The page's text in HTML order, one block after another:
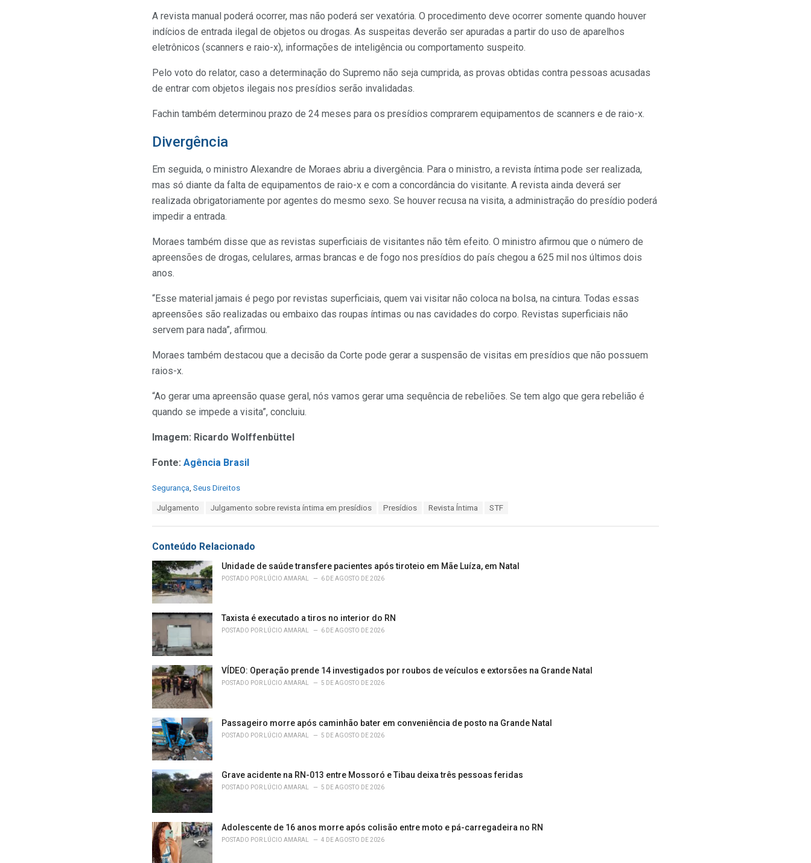
A revista manual poderá ocorrer, mas não poderá ser vexatória. O procedimento deve ocorrer somente quando houver
indícios de entrada ilegal de objetos ou drogas. As suspeitas deverão ser apuradas a partir do uso de aparelhos
eletrônicos (scanners e raio-x), informações de inteligência ou comportamento suspeito.
Pelo voto do relator, caso a determinação do Supremo não seja cumprida, as provas obtidas contra pessoas acusadas
de entrar com objetos ilegais nos presídios serão invalidadas.
Fachin também determinou prazo de 24 meses para os presídios comprarem equipamentos de scanners e de raio-x.
Divergência
Em seguida, o ministro Alexandre de Moraes abriu a divergência. Para o ministro, a revista íntima pode ser realizada,
mas só diante da falta de equipamentos de raio-x e com a concordância do visitante. A revista ainda deverá ser
realizada obrigatoriamente por agentes do mesmo sexo. Se houver recusa na visita, a administração do presídio poderá
impedir a entrada.
Moraes também disse que as revistas superficiais de visitantes não têm efeito. O ministro afirmou que o número de
apreensões de drogas, celulares, armas brancas e de fogo nos presídios do país chegou a 625 mil nos últimos dois
anos.
“Esse material jamais é pego por revistas superficiais, quem vai visitar não coloca na bolsa, na cintura. Todas essas
apreensões são realizadas ou embaixo das roupas íntimas ou nas cavidades do corpo. Revistas superficiais não
servem para nada”, afirmou.
Moraes também destacou que a decisão da Corte pode gerar a suspensão de visitas em presídios que não possuem
raios-x.
“Ao gerar uma apreensão quase geral, nós vamos gerar uma sequência de rebeliões. Se tem algo que gera rebelião é
quando se impede a visita”, concluiu.
Imagem: Ricardo Wolffenbüttel
Fonte: Agência Brasil
C
o
r
i
e
s
:
Segurança Seus Direitos
:
Julgamento Julgamento sobre revista íntima em presídios Presídios Revista Íntima STF
Conteúdo Relacionado
Unidade de saúde transfere pacientes após tiroteio em Mãe Luíza, em Natal
POSTADO POR LÚCIO AMARAL 6 DE AGOSTO DE 2026
Taxista é executado a tiros no interior do RN
POSTADO POR LÚCIO AMARAL 6 DE AGOSTO DE 2026
VÍDEO: Operação prende 14 investigados por roubos de veículos e extorsões na Grande Natal
POSTADO POR LÚCIO AMARAL 5 DE AGOSTO DE 2026
Passageiro morre após caminhão bater em conveniência de posto na Grande Natal
POSTADO POR LÚCIO AMARAL 5 DE AGOSTO DE 2026
Grave acidente na RN-013 entre Mossoró e Tibau deixa três pessoas feridas
POSTADO POR LÚCIO AMARAL 5 DE AGOSTO DE 2026
Adolescente de 16 anos morre após colisão entre moto e pá-carregadeira no RN
POSTADO POR LÚCIO AMARAL 4 DE AGOSTO DE 2026